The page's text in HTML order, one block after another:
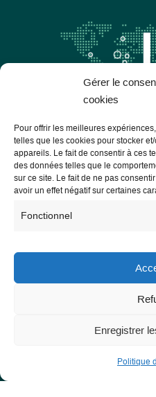
Gérer le
cookies
Pour offrir les meilleures
telles que les cookies pour stocker
appareils. Le fait de consentir à ces
des données telles que le
sur ce site. Le fait de ne pas
avoir un effet négatif sur certaines
Fonctionnel
Enregistrer
Politique
Les Libres
28 rue Hoche